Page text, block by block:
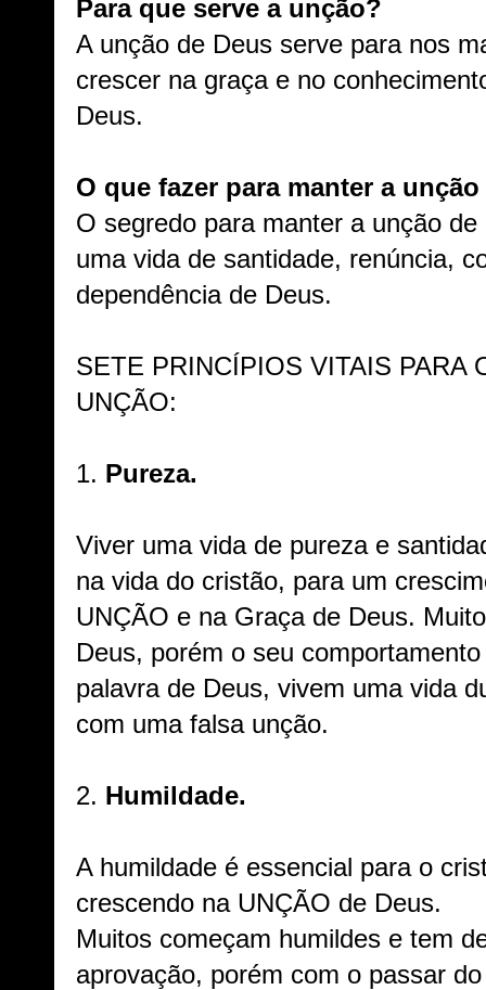
Para que serve a unção?
A unção de Deus serve para nos
crescer na graça e no
Deus.
O que fazer para manter a
O segredo para manter a unção
uma vida de santidade, renúncia,
dependência de Deus.
SETE PRINCÍPIOS VITAIS PARA
UNÇÃO:
1. Pureza.
Viver uma vida de pureza e
na vida do cristão, para um
UNÇÃO e na Graça de Deus.
Deus, porém o seu
palavra de Deus, vivem uma vida
com uma falsa unção.
2. Humildade.
A humildade é essencial para o
crescendo na UNÇÃO de Deus.
Muitos começam humildes e tem
aprovação, porém com o passar